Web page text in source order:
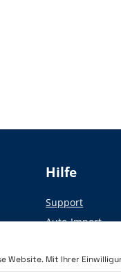
Hilfe
Support
Auto-Import
Website. Mit Ihrer